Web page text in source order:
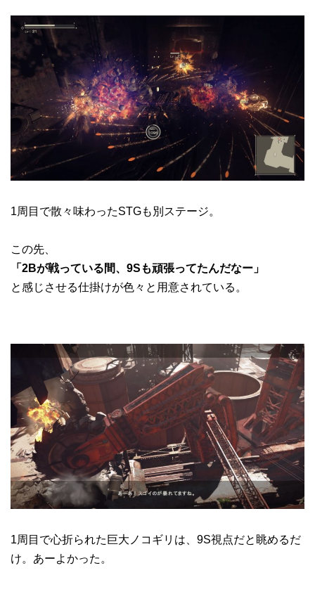
1周目で散々味わったSTGも別ステージ。
この先、
「2Bが戦っている間、9Sも頑張ってたんだなー」
と感じさせる仕掛けが色々と用意されている。
1周目で心折られた巨大ノコギリは、9S視点だと眺めるだ
け。あーよかった。